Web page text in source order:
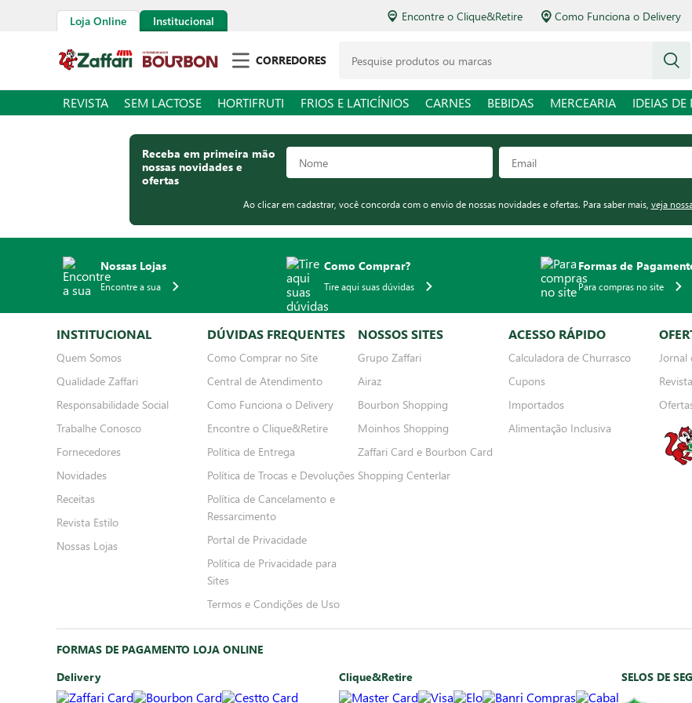
Loja Online Institucional Encontre o Clique&Retire Como Funciona o Delivery
CORREDORES
REVISTA SEM LACTOSE HORTIFRUTI FRIOS E LATICÍNIOS CARNES BEBIDAS MERCEARIA IDEIAS DE
Receba em primeira mão
nossas novidades e
ofertas
Ao clicar em cadastrar, você concorda com o envio de nossas novidades e ofertas. Para saber mais, veja
Nossas Lojas
Encontre a sua
Como Comprar?
Tire aqui suas dúvidas
Formas de
Para compras no site
INSTITUCIONAL
Quem Somos
Qualidade Zaffari
Responsabilidade Social
Trabalhe Conosco
Fornecedores
Novidades
Receitas
Revista Estilo
Nossas Lojas
DÚVIDAS FREQUENTES
Como Comprar no Site
Central de Atendimento
Como Funciona o Delivery
Encontre o Clique&Retire
Política de Entrega
Política de Trocas e Devoluções
Política de Cancelamento e
Ressarcimento
Portal de Privacidade
Política de Privacidade para
Sites
Termos e Condições de Uso
NOSSOS SITES
Grupo Zaffari
Airaz
Bourbon Shopping
Moinhos Shopping
Zaffari Card e Bourbon Card
Shopping Centerlar
ACESSO RÁPIDO
Calculadora de Churrasco
Cupons
Importados
Alimentação Inclusiva
Jornal
FORMAS DE PAGAMENTO LOJA ONLINE
Delivery
Clique&Retire SELOS DE